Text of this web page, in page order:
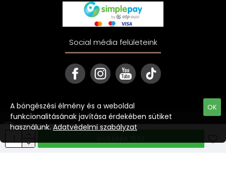
Social média felületeink
Copyright © 2022 ekave.hu
OK
A böngészési élmény és a weboldal
funkcionalitásának javítása érdekében sütiket
használunk. Adatvédelmi szabályzat